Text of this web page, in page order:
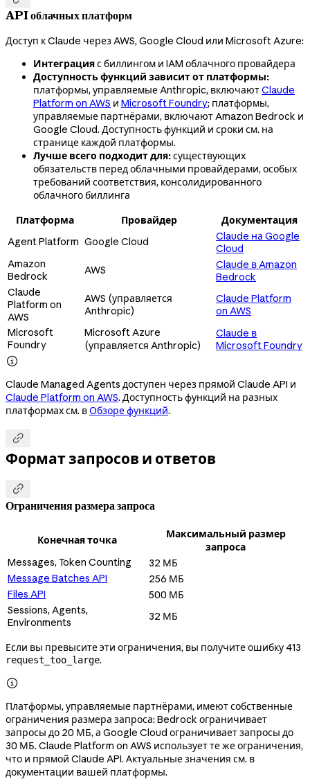
API облачных платформ
Доступ к Claude через AWS, Google Cloud или Microsoft Azure:
Интеграцияс биллингом и IAM облачного провайдера
Доступность функций зависит от платформы:
платформы, управляемые Anthropic, включаютClaude
Platform on AWS и Microsoft Foundry; платформы,
управляемые партнёрами, включают Amazon Bedrock и
Google Cloud. Доступность функций и сроки см. на
странице каждой платформы.
Лучше всего подходит для:существующих
обязательств перед облачными провайдерами, особых
требований соответствия, консолидированного
облачного биллинга
Платформа
Провайдер
Документация
Agent Platform Google Cloud
Claude на Google
Cloud
Amazon
Bedrock
AWS
Claude в Amazon
Bedrock
Claude
Platform on
AWS
AWS (управляется
Anthropic)
Claude Platform
on AWS
Microsoft
Foundry
Microsoft Azure
(управляется Anthropic)
Claude в
Microsoft Foundry

Claude Managed Agents доступен через прямой Claude API и
Claude Platform on AWS. Доступность функций на разных
платформах см. вОбзоре функций.

Формат запросов и ответов

Ограничения размера запроса
Конечная точка
Максимальный размер
запроса
Messages, Token Counting
32 МБ
Message Batches API
256 МБ
Files API
500 МБ
Sessions, Agents,
Environments
32 МБ
Если вы превысите эти ограничения, вы получите ошибку 413
request_too_large.

Платформы, управляемые партнёрами, имеют собственные
ограничения размера запроса: Bedrock ограничивает
запросы до 20 МБ, а Google Cloud ограничивает запросы до
30 МБ. Claude Platform on AWS использует те же ограничения,
что и прямой Claude API. Актуальные значения см. в
документации вашей платформы.